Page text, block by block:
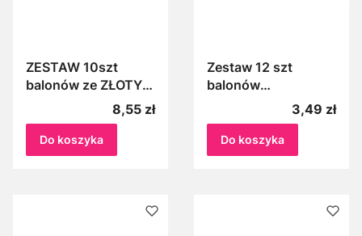
ZESTAW 10szt
balonów ze ZŁOTYM
KONFETTI Balony na
urodziny, roczek,
ślub, wesele,
panieński
Cena
8,55 zł
Do koszyka
Zestaw 12 szt
balonów
metalizowane
balony niebieskie
BŁĘKIT KARAIBSKI
Cena
3,49 zł
Do koszyka